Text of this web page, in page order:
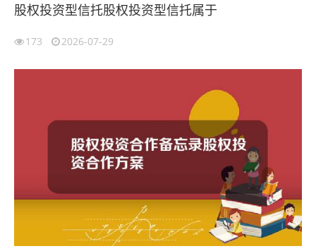
股权投资型信托股权投资型信托属于
173 2026-07-29